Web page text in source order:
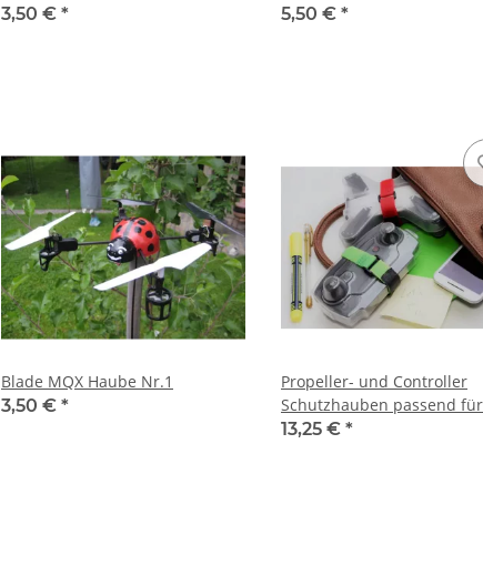
3,50 € *
5,50 € *
Blade MQX Haube Nr.1
3,50 € *
Propeller- und Controller
Schutzhauben passend für DJI
SPARK
13,25 € *